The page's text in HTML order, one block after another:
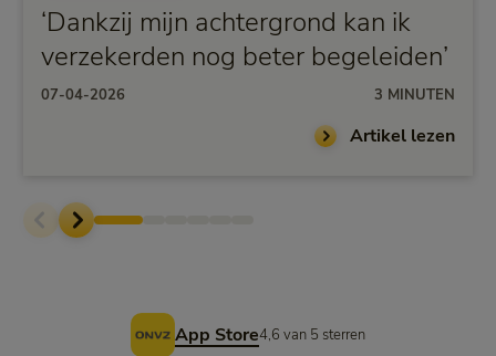
‘Dankzij mijn achtergrond kan ik
verzekerden nog beter begeleiden’
07-04-2026 3 MINUTEN
Artikel lezen
App Store4,6 van 5 sterren